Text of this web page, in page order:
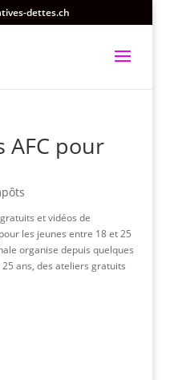
dettes.ch
pour
et vidéos de
les jeunes entre 18 et 25
organise depuis quelques
ans, des ateliers gratuits